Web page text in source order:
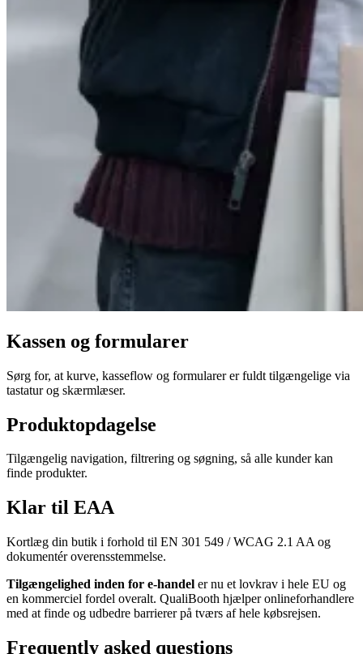
Kassen og formularer
Sørg for, at kurve, kasseflow og formularer er fuldt tilgængelige via
tastatur og skærmlæser.
Produktopdagelse
Tilgængelig navigation, filtrering og søgning, så alle kunder kan
finde produkter.
Klar til EAA
Kortlæg din butik i forhold til EN 301 549 / WCAG 2.1 AA og
dokumentér overensstemmelse.
Tilgængelighed inden for e-handel er nu et lovkrav i hele EU og
en kommerciel fordel overalt. QualiBooth hjælper onlineforhandlere
med at finde og udbedre barrierer på tværs af hele købsrejsen.
Frequently asked questions